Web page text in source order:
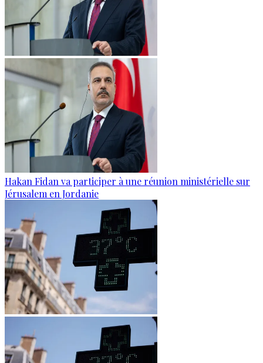
Hakan Fidan va participer à une réunion ministérielle sur
Jérusalem en Jordanie